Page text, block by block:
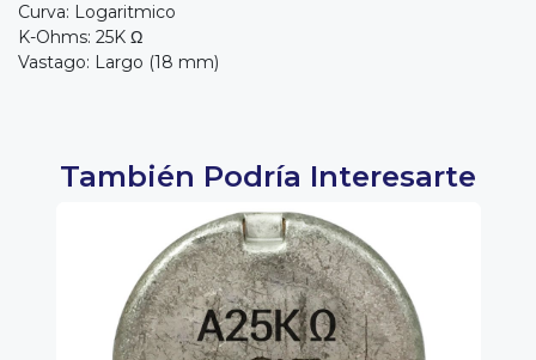
Curva: Logaritmico
K-Ohms: 25K Ω
Vastago: Largo (18 mm)
También Podría Interesarte